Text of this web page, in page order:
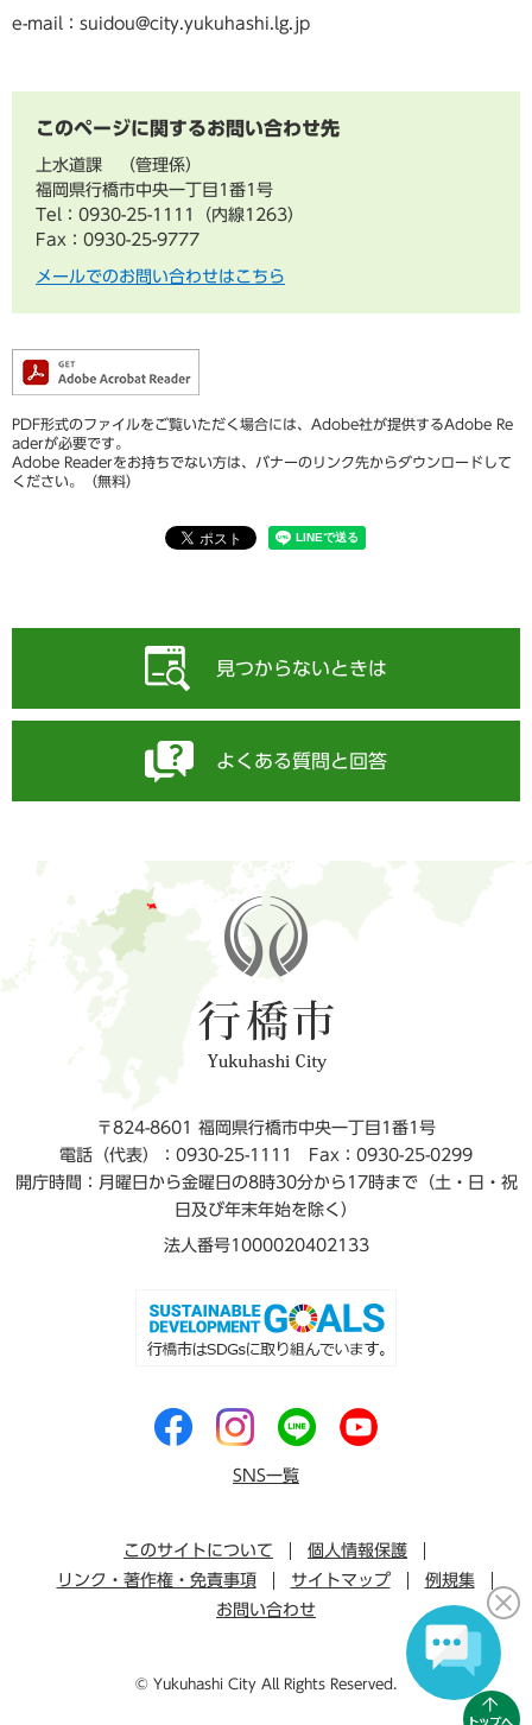
e-mail：suidou@city.yukuhashi.lg.jp
このページに関するお問い合わせ先
上水道課
管理係
福岡県行橋市中央一丁目1番1号
Tel：0930-25-1111（内線1263）
Fax：0930-25-9777
メールでのお問い合わせはこちら
PDF形式のファイルをご覧いただく場合には、Adobe社が提供するAdobe Re
aderが必要です。
Adobe Readerをお持ちでない方は、バナーのリンク先からダウンロードして
ください。（無料）
見つからないときは
よくある質問と回答
〒824-8601 福岡県行橋市中央一丁目1番1号
電話（代表）：0930-25-1111
Fax：0930-25-0299
開庁時間：月曜日から金曜日の8時30分から17時まで（土・日・祝
日及び年末年始を除く）
法人番号1000020402133
SNS一覧
このサイトについて
個人情報保護
リンク・著作権・免責事項
サイトマップ
例規集
お問い合わせ
© Yukuhashi City All Rights Reserved.